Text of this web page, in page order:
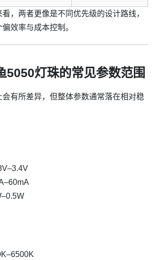
，两者更像是不同优先级的设计路线，
效率与成本控制。
5050灯珠的常见参数范围
有所差异，但整体参数通常落在相对稳